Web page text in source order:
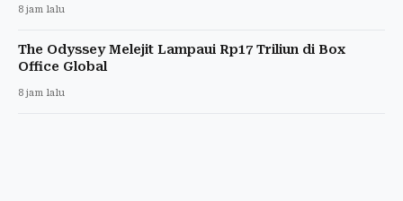
8 jam lalu
The Odyssey Melejit Lampaui Rp17 Triliun di Box
Office Global
8 jam lalu